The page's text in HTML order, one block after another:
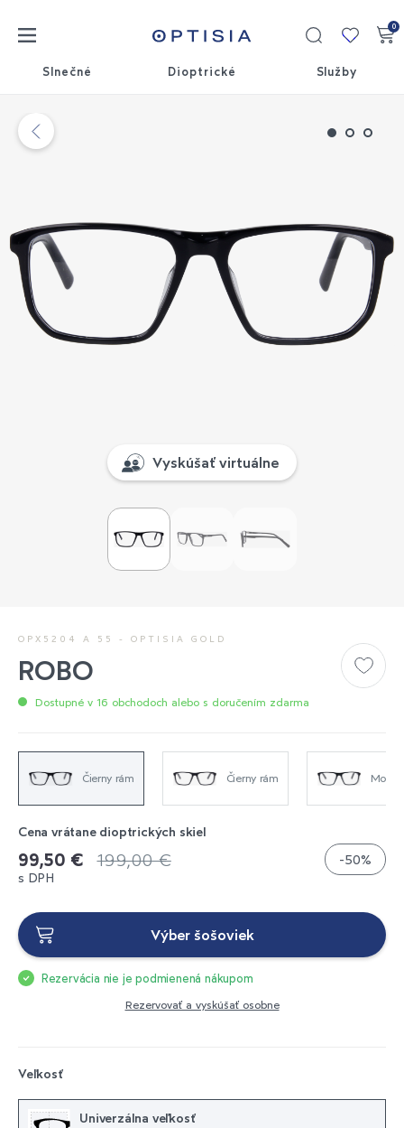
Slnečné Dioptrické Služby
Moja
0
Vyskúšať virtuálne
OPX5204 A 55 - OPTISIA GOLD
ROBO
Dostupné v 16 obchodoch alebo s doručením zdarma
Čierny rám Čierny rám
Cena vrátane dioptrických skiel
99,50 € 199,00 €
s DPH
-50%
Výber šošoviek
Rezervácia nie je podmienená nákupom
Rezervovať a vyskúšať osobne
Veľkosť
Univerzálna veľkosť